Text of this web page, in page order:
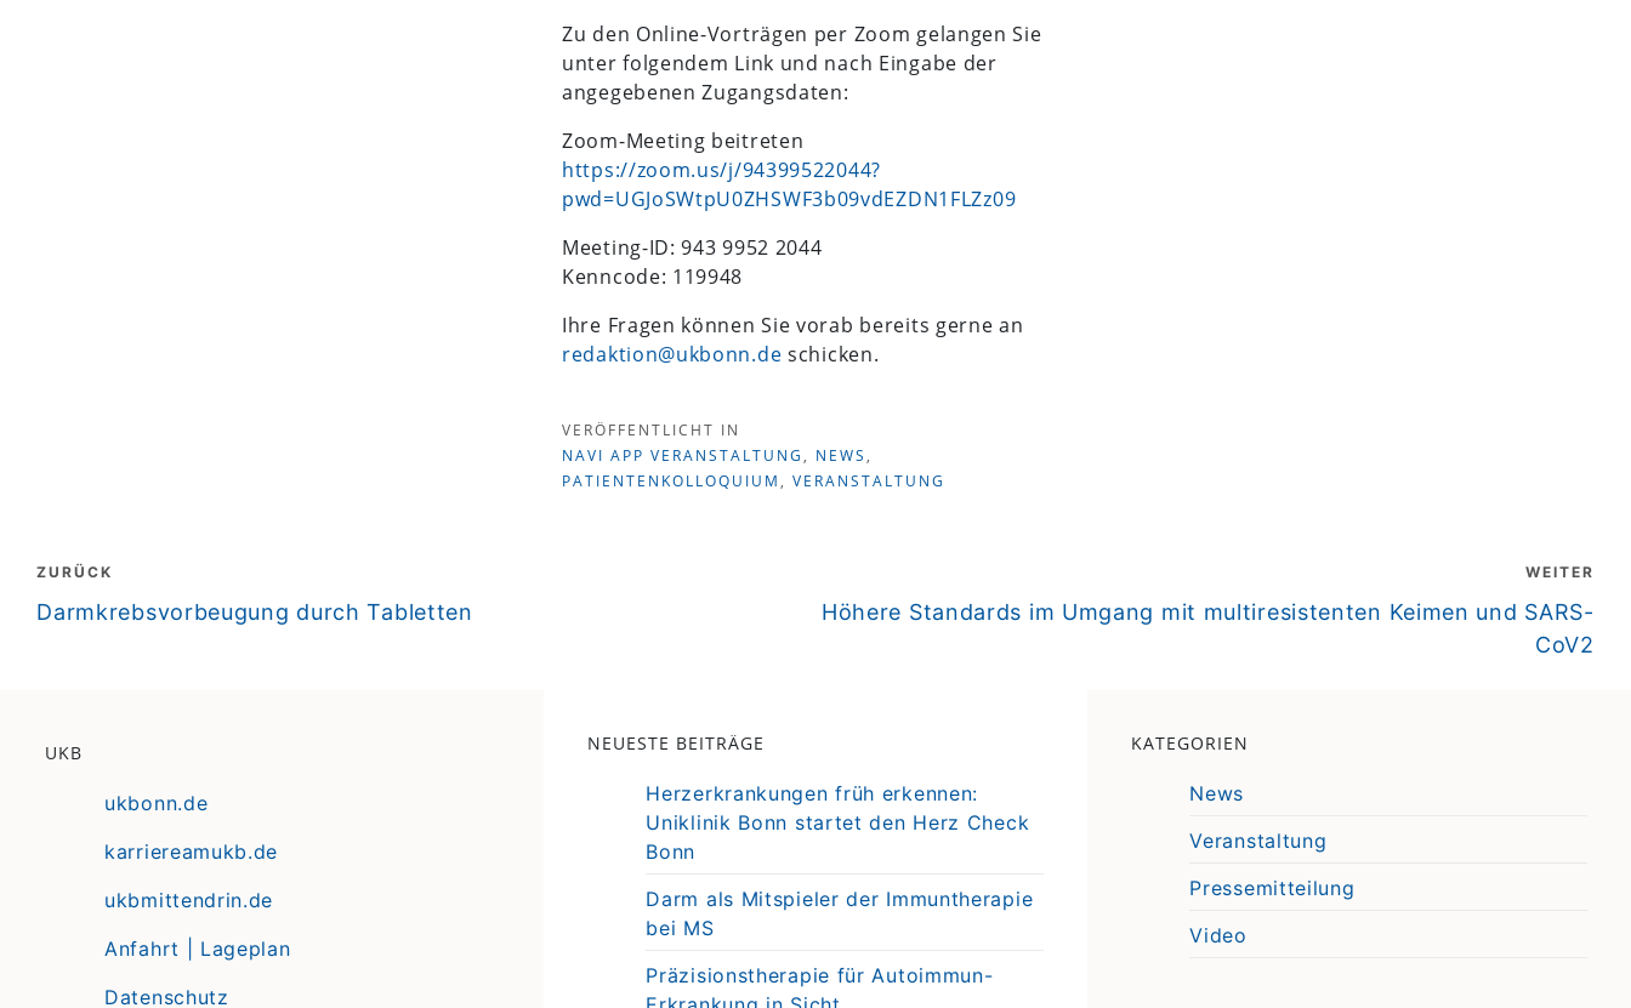
Zu den Online-Vorträgen per Zoom gelangen Sie
unter folgendem Link und nach Eingabe der
angegebenen Zugangsdaten:
Zoom-Meeting beitreten
https://zoom.us/j/94399522044?
pwd=UGJoSWtpU0ZHSWF3b09vdEZDN1FLZz09
Meeting-ID: 943 9952 2044
Kenncode: 119948
Ihre Fragen können Sie vorab bereits gerne an
redaktion@ukbonn.de schicken.
VERÖFFENTLICHT IN
NAVI APP VERANSTALTUNG , NEWS ,
PATIENTENKOLLOQUIUM , VERANSTALTUNG
ZURÜCK
zurück
Darmkrebsvorbeugung durch Tabletten
WEITER
weiter
Höhere Standards im Umgang mit multiresistenten Keimen und SARS-
CoV2
UKB
ukbonn.de
karriereamukb.de
ukbmittendrin.de
Anfahrt | Lageplan
Datenschutz
NEUESTE BEITRÄGE
Herzerkrankungen früh erkennen:
Uniklinik Bonn startet den Herz Check
Bonn
Darm als Mitspieler der Immuntherapie
bei MS
Präzisionstherapie für Autoimmun-
KATEGORIEN
News
Veranstaltung
Pressemitteilung
Video